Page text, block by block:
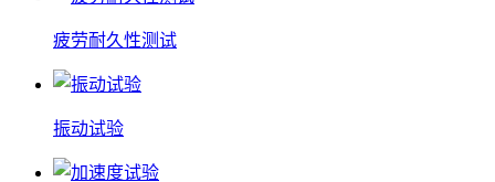
疲劳耐久性测试
振动试验